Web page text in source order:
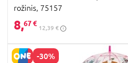
rožinis, 75157
8,67 €
12,39 €
-30%